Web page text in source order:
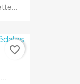
favorite_border